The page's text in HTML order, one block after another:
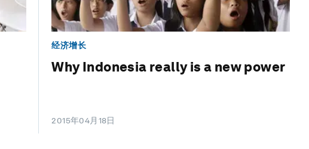
经济增长
Why Indonesia really is a new power
2015年04月18日